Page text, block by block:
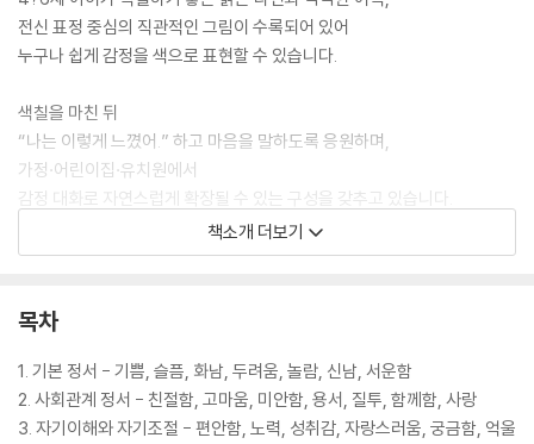
전신 표정 중심의 직관적인 그림이 수록되어 있어
누구나 쉽게 감정을 색으로 표현할 수 있습니다.
색칠을 마친 뒤
“나는 이렇게 느꼈어.” 하고 마음을 말하도록 응원하며,
가정·어린이집·유치원에서
감정 대화로 자연스럽게 확장될 수 있는 구성을 갖추고 있습니다.
감정에는 정답이 없습니다.
이 책은 아이가 스스로의 감정을 알아주고 인정해주는 힘을 길러줍니다.
색칠하는 동안 마음도 함께 자랍니다.
오늘, 아이에게 감정을 표현할 수 있는 따뜻한 시간을 선물해 주세요.
책소개 더보기
목차
1. 기본 정서 - 기쁨, 슬픔, 화남, 두려움, 놀람, 신남, 서운함
2. 사회관계 정서 - 친절함, 고마움, 미안함, 용서, 질투, 함께함, 사랑
3. 자기이해와 자기조절 - 편안함, 노력, 성취감, 자랑스러움, 궁금함, 억울